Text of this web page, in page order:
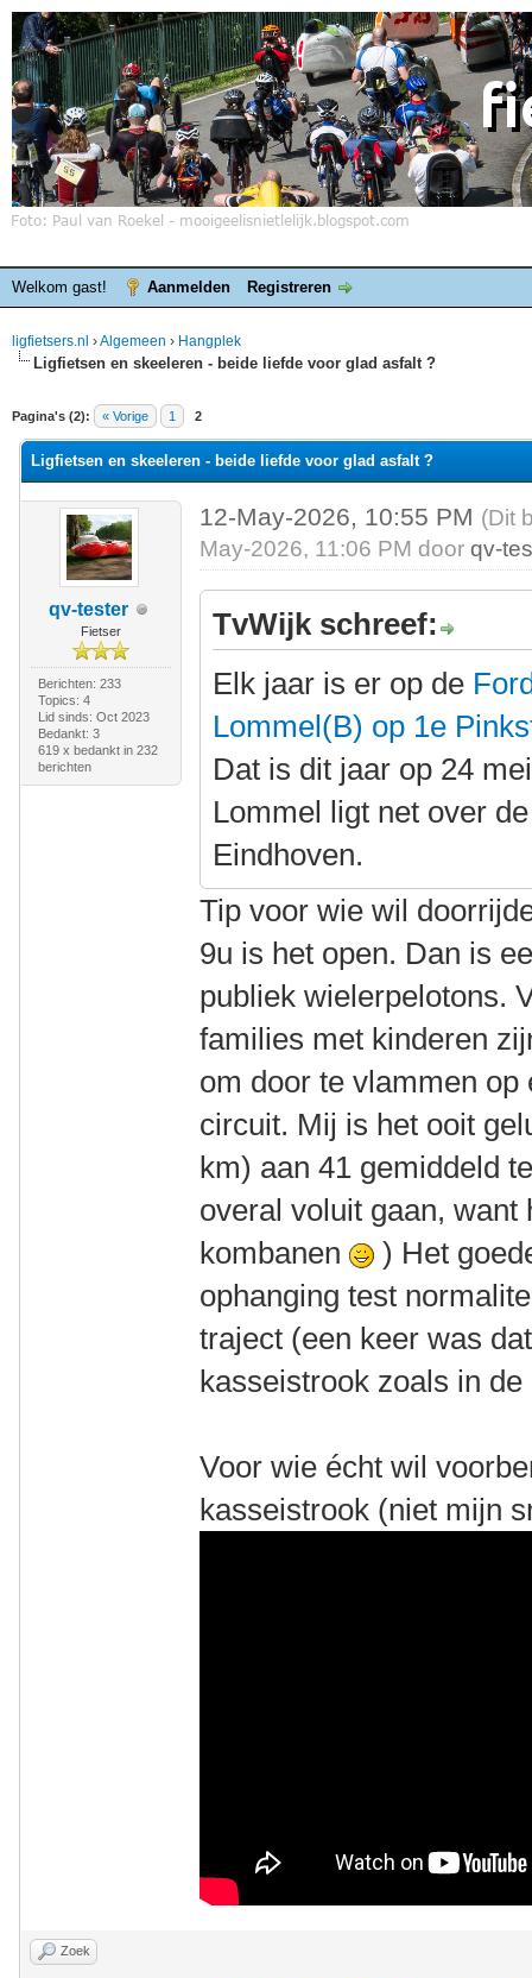
Welkom gast! Aanmelden Registreren
ligfietsers.nl ›Algemeen › Hangplek
Ligfietsen en skeeleren - beide liefde voor glad asfalt ?
Pagina's (2): « Vorige 1 2
waardering is 0
Ligfietsen en skeeleren - beide liefde voor glad asfalt ?
qv-tester
Fietser
Berichten: 233
Topics: 4
Lid sinds: Oct 2023
Bedankt: 3
619 x bedankt in 232
berichten
12-May-2026, 10:55 PM (Dit
May-2026, 11:06 PM doorqv-
TvWijk schreef:
Elk jaar is er op de
Lommel(B) op 1e
Dat is dit jaar op 24
Lommel ligt net over
Eindhoven.
Tip voor wie wil
9u is het open. Dan is
publiek wielerpelotons.
families met kinderen
om door te vlammen
circuit. Mij is het ooit
km) aan 41 gemiddeld
overal voluit gaan,
kombanen
) Het
ophanging test
traject (een keer was
kasseistrook zoals in
Voor wie écht wil
kasseistrook (niet mijn
Zoek